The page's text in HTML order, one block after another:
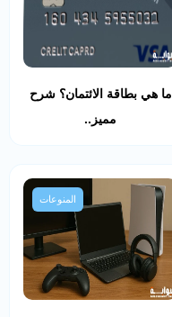
ما هي بطاقة الائتمان؟ شرح
مميز..
المنوعات